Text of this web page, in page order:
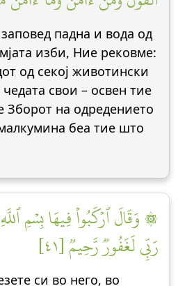
падна и вода од
изби, Ние рековме:
од секој животински
свои – освен тие
Зборот на одредението
беа тие што
۞ وَقَالَ ٱرۡكَبُواْ فِيهَا بِسۡمِ
رَبِّي لَغَفُورٞ رَّحِيمٞ [٤١]
си во него, во